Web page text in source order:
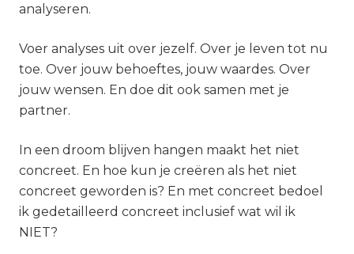
analyseren.
Voer analyses uit over jezelf. Over je leven tot nu
toe. Over jouw behoeftes, jouw waardes. Over
jouw wensen. En doe dit ook samen met je
partner.
In een droom blijven hangen maakt het niet
concreet. En hoe kun je creëren als het niet
concreet geworden is? En met concreet bedoel
ik gedetailleerd concreet inclusief wat wil ik
NIET?